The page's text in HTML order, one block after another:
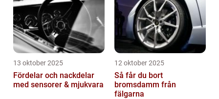
13 oktober 2025
Fördelar och nackdelar
med sensorer & mjukvara
12 oktober 2025
Så får du bort
bromsdamm från
fälgarna